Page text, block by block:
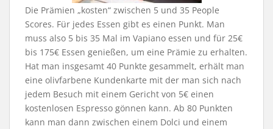
Die Prämien „kosten“ zwischen 5 und 35 People
Scores. Für jedes Essen gibt es einen Punkt. Man
muss also 5 bis 35 Mal im Vapiano essen und für 25€
bis 175€ Essen genießen, um eine Prämie zu erhalten.
Hat man insgesamt 40 Punkte gesammelt, erhält man
eine olivfarbene Kundenkarte mit der man sich nach
jedem Besuch mit einem Gericht von 5€ einen
kostenlosen Espresso gönnen kann. Ab 80 Punkten
kann man dann zwischen einem Dolci und einem